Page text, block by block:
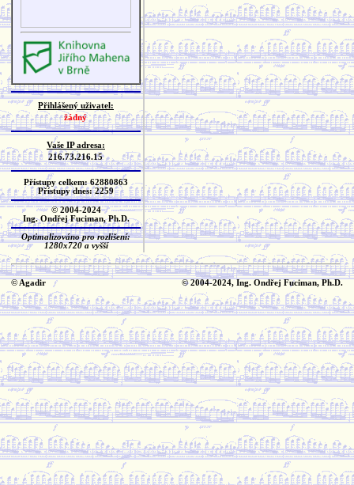
Přihlášený uživatel:
žádný
Vaše IP adresa:
216.73.216.15
Přístupy celkem: 62880863
Přístupy dnes: 2259
© 2004-2024
Ing. Ondřej Fuciman, Ph.D.
Optimalizováno pro rozlišení:
1280x720 a vyšší
© Agadir © 2004-2024, Ing. Ondřej Fuciman, Ph.D.